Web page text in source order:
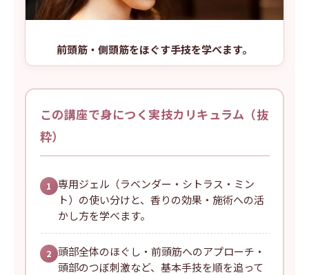
前頭筋・側頭筋をほぐす手技を学べます。
この講座で身につく実技カリキュラム（抜
粋）
1
専用ジェル（ラベンダー・シトラス・ミン
ト）の使い分けと、香りの効果・施術への活
かし方を学べます。
2 頭部全体のほぐし・前頭筋へのアプローチ・
頭部のつぼ刺激など、基本手技を順を追って